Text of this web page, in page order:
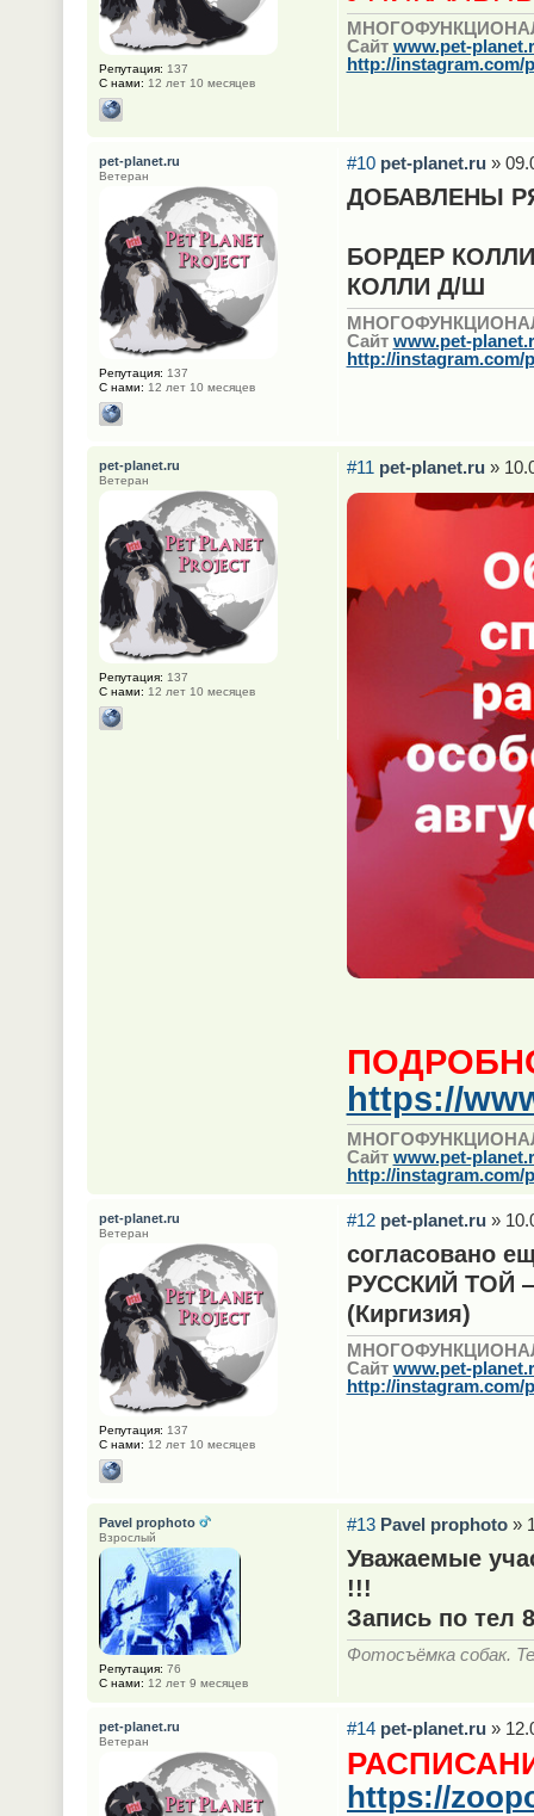
Сайт www.pet-
http://instagram.com/
Репутация: 137
С нами: 12 лет 10 месяцев
#10 pet-planet.ru»
ДОБАВЛЕНЫ
БОРДЕР КОЛЛИ
КОЛЛИ Д/Ш
Сайт www.pet-
http://instagram.com/
pet-planet.ru
Ветеран
Репутация: 137
С нами: 12 лет 10 месяцев
#11 pet-planet.ru»
https://
Сайт www.pet-
http://instagram.com/
pet-planet.ru
Ветеран
Репутация: 137
С нами: 12 лет 10 месяцев
#12 pet-planet.ru »
cогласовано
РУССКИЙ ТОЙ —
(Киргизия)
Сайт www.pet-
http://instagram.com/
pet-planet.ru
Ветеран
Репутация: 137
С нами: 12 лет 10 месяцев
#13 Pavel prophoto»
Уважаемые
!!!
Запись по тел
Фотосъёмка собак.
Pavel prophoto
Взрослый
Репутация: 76
С нами: 12 лет 9 месяцев
#14 pet-planet.ru »
https://
pet-planet.ru
Ветеран